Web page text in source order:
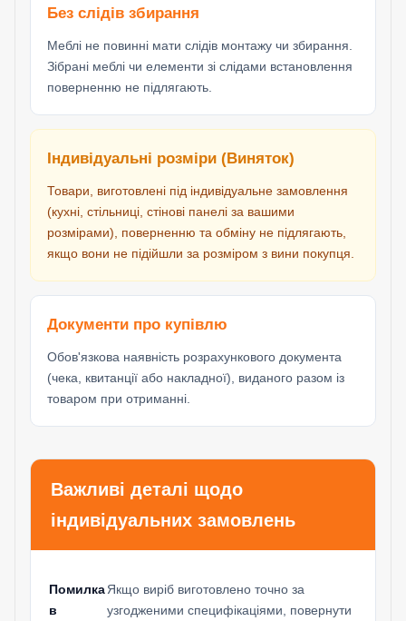
Без слідів збирання
Меблі не повинні мати слідів монтажу чи збирання.
Зібрані меблі чи елементи зі слідами встановлення
поверненню не підлягають.
Індивідуальні розміри (Виняток)
Товари, виготовлені під індивідуальне замовлення
(кухні, стільниці, стінові панелі за вашими
розмірами), поверненню та обміну не підлягають,
якщо вони не підійшли за розміром з вини покупця.
Документи про купівлю
Обов'язкова наявність розрахункового документа
(чека, квитанції або накладної), виданого разом із
товаром при отриманні.
Важливі деталі щодо
індивідуальних замовлень
Помилка
в
Якщо виріб виготовлено точно за
узгодженими специфікаціями, повернути